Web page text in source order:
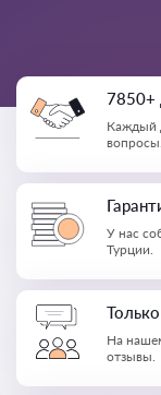
7850+
Каждый
вопросы.
У нас
Турции.
На
отзывы.